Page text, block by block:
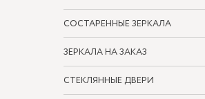
СОСТАРЕННЫЕ ЗЕРКАЛА
ЗЕРКАЛА НА ЗАКАЗ
СТЕКЛЯННЫЕ ДВЕРИ